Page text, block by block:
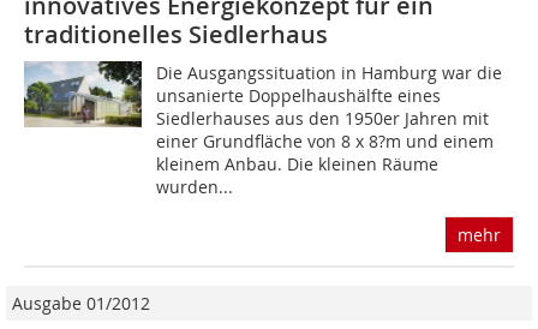
traditionelles Siedlerhaus
Die Ausgangssituation in Hamburg war die
unsanierte Doppelhaushälfte eines
Siedlerhauses aus den 1950er Jahren mit
einer Grundfläche von 8 x 8?m und einem
kleinem Anbau. Die kleinen Räume
wurden...
mehr
Ausgabe 01/2012